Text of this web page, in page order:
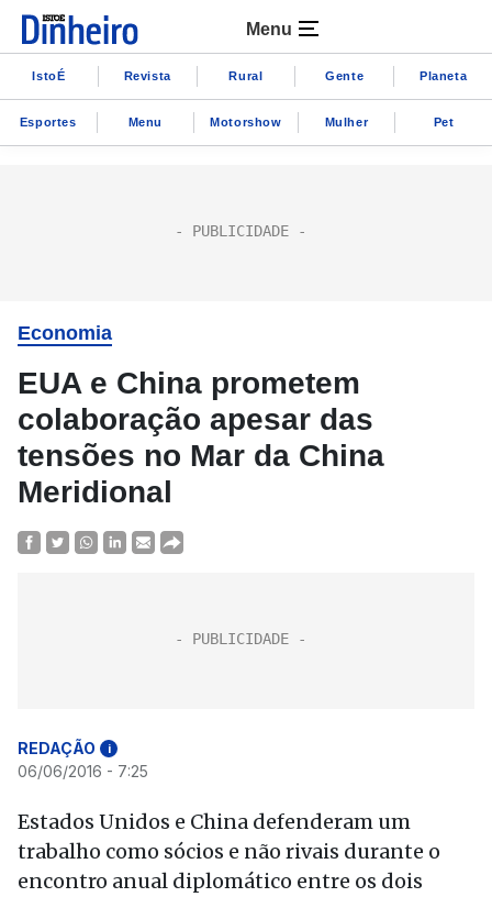
Menu
IstoÉ Revista Rural Gente Planeta
Esportes Menu Motorshow Mulher Pet
Economia
EUA e China prometem
colaboração apesar das
tensões no Mar da China
Meridional
REDAÇÃO i
06/06/2016 - 7:25
Estados Unidos e China defenderam um
trabalho como sócios e não rivais durante o
encontro anual diplomático entre os dois